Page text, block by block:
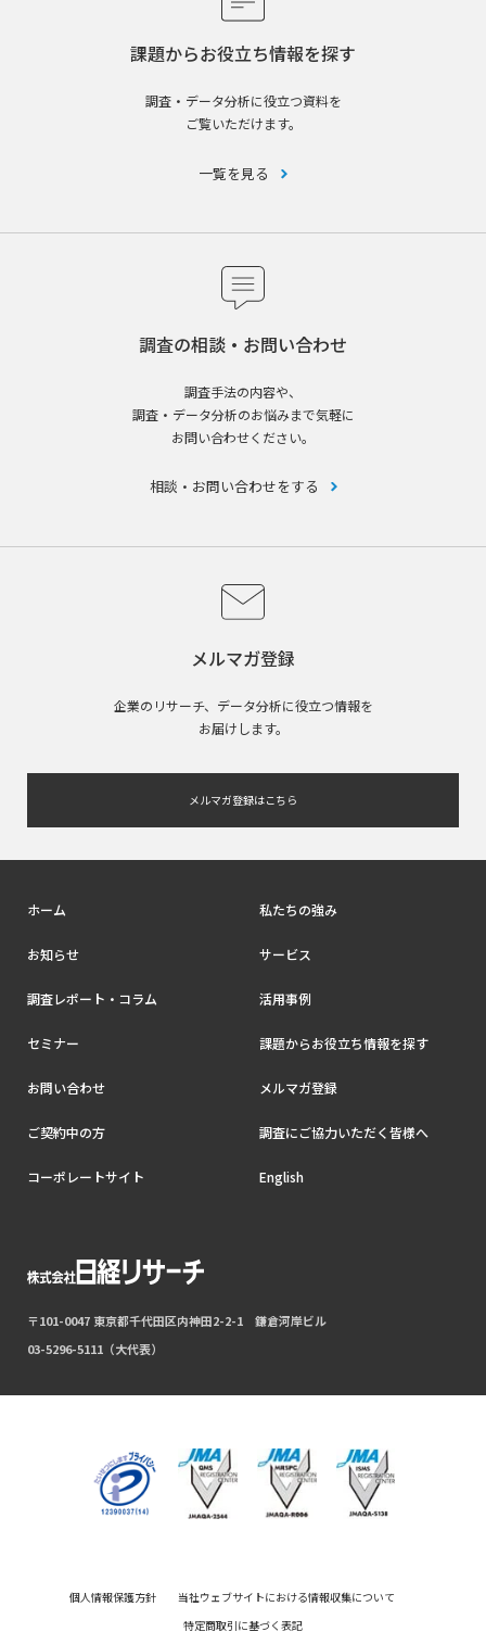
課題からお役立ち情報を探す
調査・データ分析に役立つ資料を
ご覧いただけます。
一覧を見る
調査の相談・お問い合わせ
調査手法の内容や、
調査・データ分析のお悩みまで気軽に
お問い合わせください。
相談・お問い合わせをする
メルマガ登録
企業のリサーチ、データ分析に役立つ情報を
お届けします。
メルマガ登録はこちら
ホーム 私たちの強み
お知らせ サービス
調査レポート・コラム 活用事例
セミナー 課題からお役立ち情報を探す
お問い合わせ メルマガ登録
ご契約中の方 調査にご協力いただく皆様へ
コーポレートサイト English
〒101-0047 東京都千代田区内神田2-2-1 鎌倉河岸ビル
03-5296-5111（大代表）
個人情報保護方針
当社ウェブサイトにおける情報収集について
特定商取引に基づく表記